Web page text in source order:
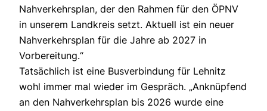
Nahverkehrsplan, der den Rahmen für den ÖPNV
in unserem Landkreis setzt. Aktuell ist ein neuer
Nahverkehrsplan für die Jahre ab 2027 in
Vorbereitung.“
Tatsächlich ist eine Busverbindung für Lehnitz
wohl immer mal wieder im Gespräch. „Anknüpfend
an den Nahverkehrsplan bis 2026 wurde eine